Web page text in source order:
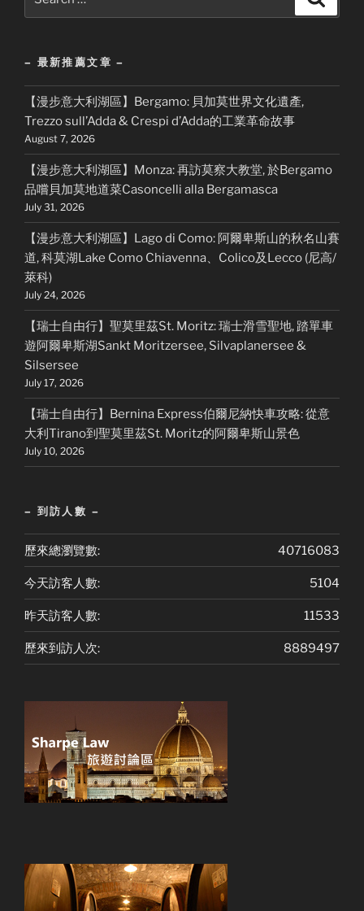
for:
– 最新推薦文章 –
【漫步意大利湖區】Bergamo: 貝加莫世界文化遺產,
Trezzo sull’Adda & Crespi d’Adda的工業革命故事
August 7, 2026
【漫步意大利湖區】Monza: 再訪莫察大教堂, 於Bergamo
品嚐貝加莫地道菜Casoncelli alla Bergamasca
July 31, 2026
【漫步意大利湖區】Lago di Como: 阿爾卑斯山的秋名山賽
道, 科莫湖Lake Como Chiavenna、Colico及Lecco (尼高/
萊科)
July 24, 2026
【瑞士自由行】聖莫里茲St. Moritz: 瑞士滑雪聖地, 踏單車
遊阿爾卑斯湖Sankt Moritzersee, Silvaplanersee &
Silsersee
July 17, 2026
【瑞士自由行】Bernina Express伯爾尼納快車攻略: 從意
大利Tirano到聖莫里茲St. Moritz的阿爾卑斯山景色
July 10, 2026
– 到訪人數 –
40716083
歷來總瀏覽數:
5104
今天訪客人數:
11533
昨天訪客人數:
8889497
歷來到訪人次: